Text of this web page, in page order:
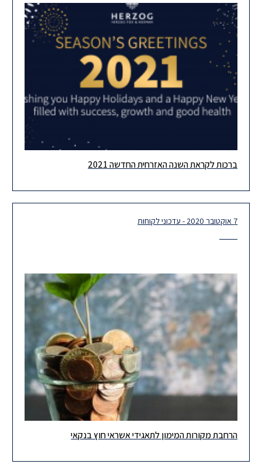
אנו רוצים להודות לכלל לקוחותינו וחברינו ולשלוח את ברכתנו לקראת
ברכות לקראת השנה האזרחית החדשה 2021
7 אוקטובר 2020 - עדכוני לקוחות
תזכיר חוק הבנקאות (רישוי) (תיקון מס') (הרחבת מקורות המימון
הרחבת מקורות המימון לתאגידי אשראי חוץ בנקאי